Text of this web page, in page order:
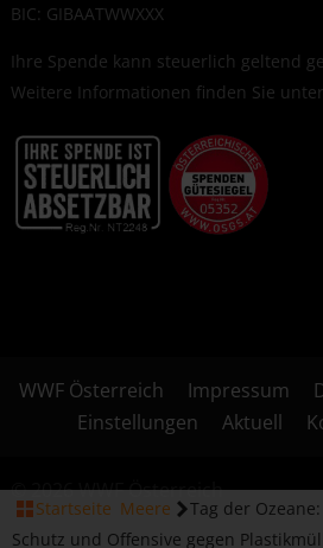
BIC: GIBAATWWXXX
Ihre Spende kann steuerlich geltend
Weitere Informationen finden Sie unter
WWF Österreich Impressum
Einstellungen
Aktuell
© 2026 WWF Österreich
Startseite Meere
Tag der
Schutz und Offensive gegen